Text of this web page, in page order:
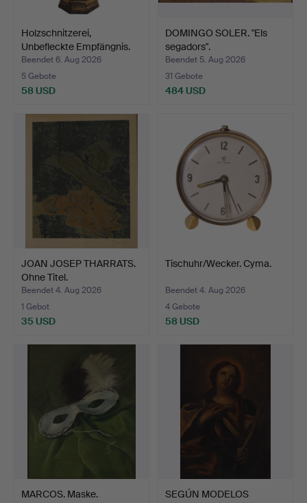
Holzschnitzerei,
Unbefleckte Empfängnis.
Beendet 6. Aug 2026
5 Gebote
58 USD
DOMINGO SOLER. "Els
segadors".
Beendet 5. Aug 2026
31 Gebote
484 USD
JOAN JOSEP THARRATS.
Ohne Titel.
Beendet 4. Aug 2026
1 Gebot
35 USD
Tischuhr/Wecker. Cyma.
Beendet 4. Aug 2026
4 Gebote
58 USD
MARCOS. Maske.
SEGÚN MODELOS